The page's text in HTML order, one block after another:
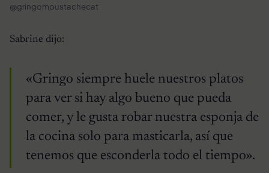
@gringomoustachecat
Sabrine dijo:
«Gringo siempre huele nuestros platos
para ver si hay algo bueno que pueda
comer, y le gusta robar nuestra esponja de
la cocina solo para masticarla, así que
tenemos que esconderla todo el tiempo».